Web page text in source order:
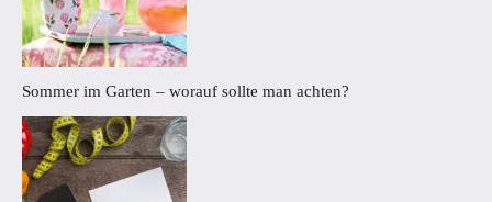
Sommer im Garten – worauf sollte man achten?